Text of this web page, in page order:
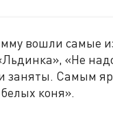
вошли самые
«Не
заняты. Самым
коня».